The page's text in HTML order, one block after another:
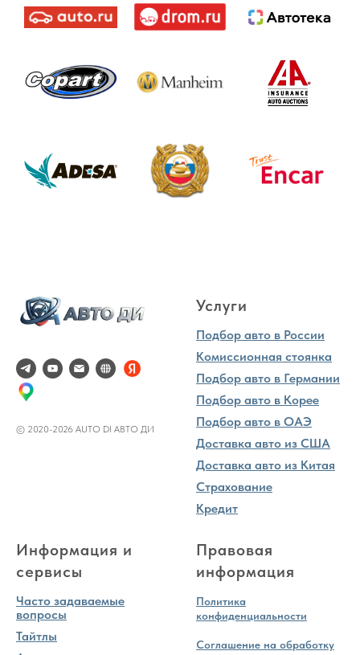
© 2020-2026 AUTO DI АВТО ДИ
Услуги
Подбор авто в России
Комиссионная стоянка
Подбор авто в Германии
Подбор авто в Корее
Подбор авто в ОАЭ
Доставка авто из США
Доставка авто из Китая
Страхование
Кредит
Информация и
сервисы
Часто задаваемые
вопросы
Тайтлы
Правовая
информация
Политика
конфиденциальности
Соглашение на обработку